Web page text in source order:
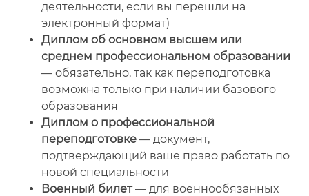
деятельности, если вы перешли на
электронный формат)
Диплом об основном высшем или
среднем профессиональном образовании
— обязательно, так как переподготовка
возможна только при наличии базового
образования
Диплом о профессиональной
переподготовке — документ,
подтверждающий ваше право работать по
новой специальности
Военный билет— для военнообязанных